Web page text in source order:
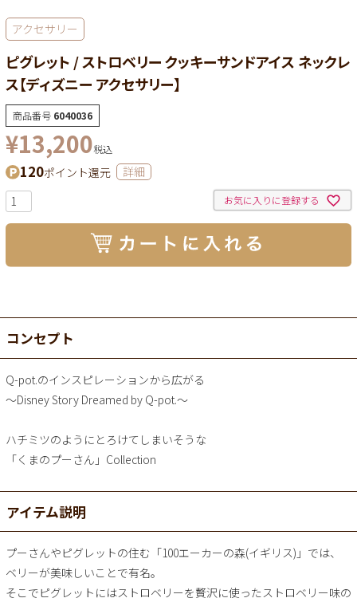
アクセサリー
ピグレット / ストロベリー クッキーサンドアイス ネックレ
ス【ディズニー アクセサリー】
商品番号 6040036
¥13,200税込
120ポイント還元 詳細
お気に入りに登録する
コンセプト
Q-pot.のインスピレーションから広がる
～Disney Story Dreamed by Q-pot.～
ハチミツのようにとろけてしまいそうな
「くまのプーさん」Collection
アイテム説明
プーさんやピグレットの住む「100エーカーの森(イギリス)」では、
ベリーが美味しいことで有名。
そこでピグレットにはストロベリーを贅沢に使ったストロベリー味の